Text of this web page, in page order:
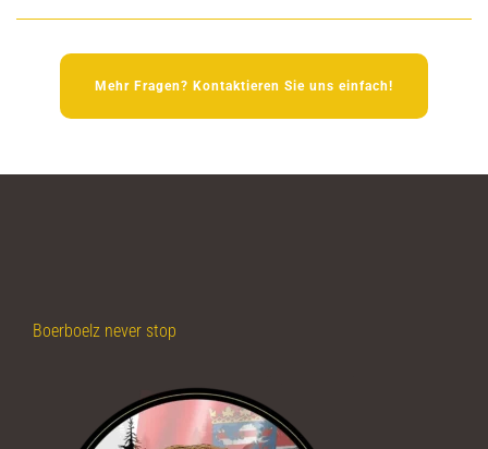
Mehr Fragen? Kontaktieren Sie uns einfach!
Boerboelz never stop